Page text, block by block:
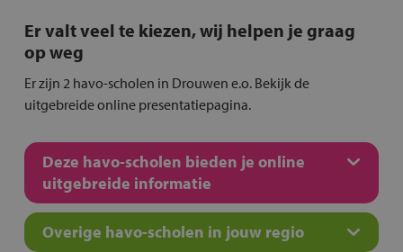
Er valt veel te kiezen, wij helpen je graag
op weg
Er zijn 2 havo-scholen in Drouwen e.o. Bekijk de
uitgebreide online presentatiepagina.
Deze havo-scholen bieden je online
uitgebreide informatie
Overige havo-scholen in jouw regio